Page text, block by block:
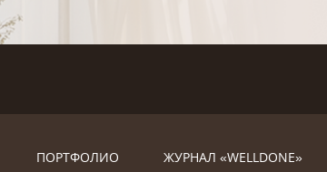
ПОРТФОЛИО
ЖУРНАЛ «WELLDONE»